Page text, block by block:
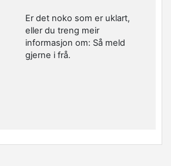
Er det noko som er uklart,
eller du treng meir
informasjon om: Så meld
gjerne i frå.